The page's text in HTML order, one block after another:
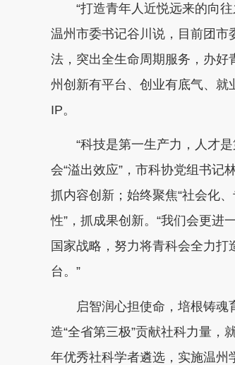
“打造青年人近悦远来的向往
温州市委书记谷川说，目前团市
法，突出全生命周期服务，办好
州创新有平台、创业有底气、就
IP。
“科技是第一生产力，人才是
会“溢出效应”，市科协党组书记
抓内容创新；始终聚焦“社会化
性”，抓成果创新。“我们会更进
国家战略，努力将青科会全力
台。”
启智润心担使命，培根铸魂
造“全省第三极”贡献社科力量，
年优秀社科学者遴选，实施温